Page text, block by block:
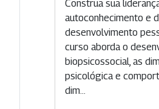
Construa sua
autoconhecimento e
desenvolvimento
curso aborda o
biopsicossocial, as
psicológica e
dim...